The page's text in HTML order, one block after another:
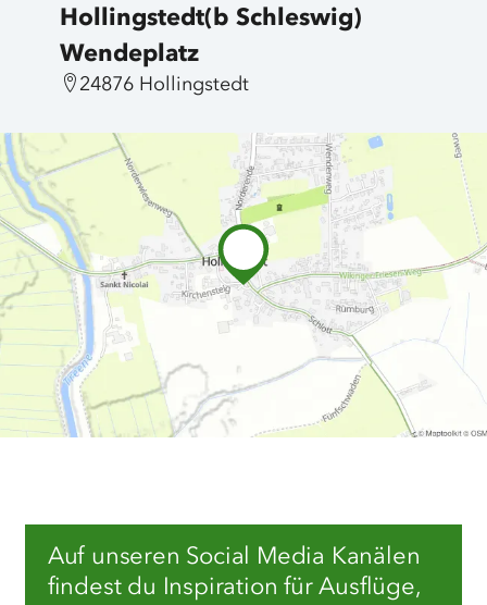
Hollingstedt(b Schleswig)
Wendeplatz
24876 Hollingstedt
Auf unseren Social Media Kanälen
findest du Inspiration für Ausflüge,